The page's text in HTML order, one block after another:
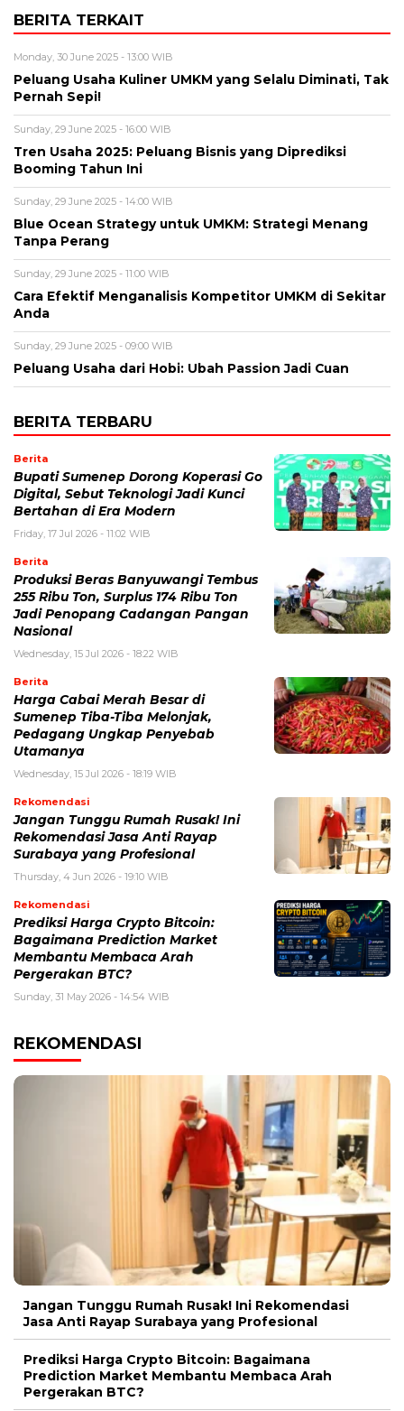
BERITA TERKAIT
Monday, 30 June 2025 - 13:00 WIB
Peluang Usaha Kuliner UMKM yang Selalu Diminati, Tak
Pernah Sepi!
Sunday, 29 June 2025 - 16:00 WIB
Tren Usaha 2025: Peluang Bisnis yang Diprediksi
Booming Tahun Ini
Sunday, 29 June 2025 - 14:00 WIB
Blue Ocean Strategy untuk UMKM: Strategi Menang
Tanpa Perang
Sunday, 29 June 2025 - 11:00 WIB
Cara Efektif Menganalisis Kompetitor UMKM di Sekitar
Anda
Sunday, 29 June 2025 - 09:00 WIB
Peluang Usaha dari Hobi: Ubah Passion Jadi Cuan
BERITA TERBARU
Berita
Bupati Sumenep Dorong Koperasi Go
Digital, Sebut Teknologi Jadi Kunci
Bertahan di Era Modern
Friday, 17 Jul 2026 - 11:02 WIB
Berita
Produksi Beras Banyuwangi Tembus
255 Ribu Ton, Surplus 174 Ribu Ton
Jadi Penopang Cadangan Pangan
Nasional
Wednesday, 15 Jul 2026 - 18:22 WIB
Berita
Harga Cabai Merah Besar di
Sumenep Tiba-Tiba Melonjak,
Pedagang Ungkap Penyebab
Utamanya
Wednesday, 15 Jul 2026 - 18:19 WIB
Rekomendasi
Jangan Tunggu Rumah Rusak! Ini
Rekomendasi Jasa Anti Rayap
Surabaya yang Profesional
Thursday, 4 Jun 2026 - 19:10 WIB
Rekomendasi
Prediksi Harga Crypto Bitcoin:
Bagaimana Prediction Market
Membantu Membaca Arah
Pergerakan BTC?
Sunday, 31 May 2026 - 14:54 WIB
REKOMENDASI
Jangan Tunggu Rumah Rusak! Ini Rekomendasi
Jasa Anti Rayap Surabaya yang Profesional
Prediksi Harga Crypto Bitcoin: Bagaimana
Prediction Market Membantu Membaca Arah
Pergerakan BTC?